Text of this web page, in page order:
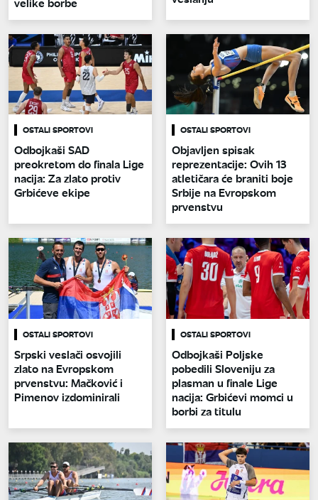
OSTALI SPORTOVI
Odbojkaši SAD
preokretom do finala Lige
nacija: Za zlato protiv
Grbićeve ekipe
OSTALI SPORTOVI
Objavljen spisak
reprezentacije: Ovih 13
atletičara će braniti boje
Srbije na Evropskom
prvenstvu
OSTALI SPORTOVI
Srpski veslači osvojili
zlato na Evropskom
prvenstvu: Mačković i
Pimenov izdominirali
OSTALI SPORTOVI
Odbojkaši Poljske
pobedili Sloveniju za
plasman u finale Lige
nacija: Grbićevi momci u
borbi za titulu